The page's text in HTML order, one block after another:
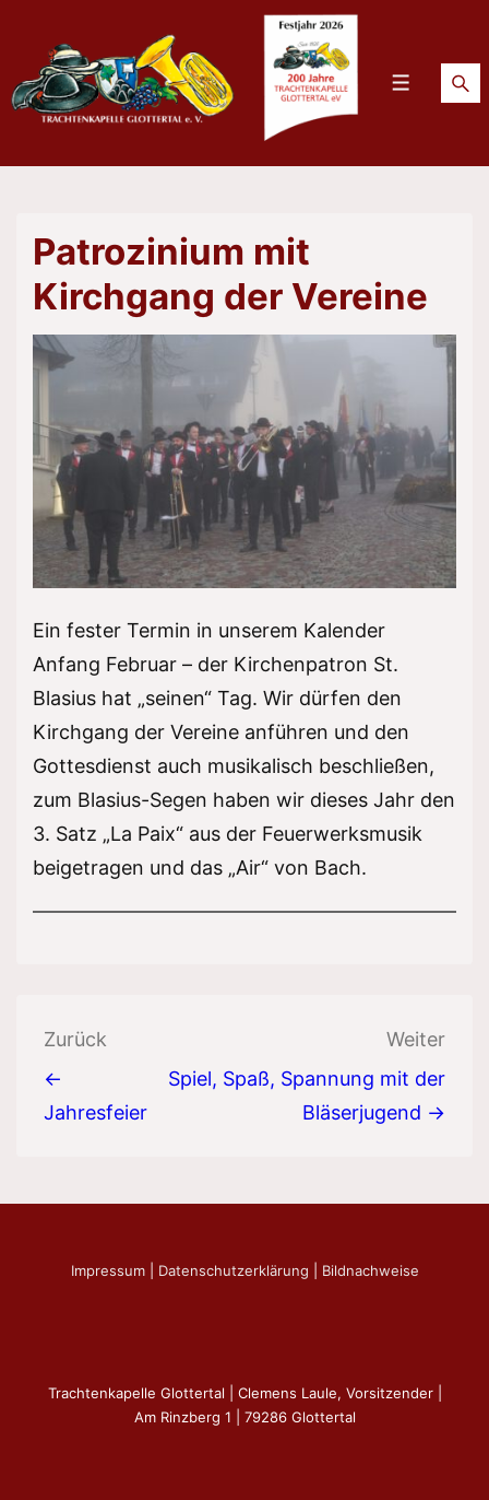
Inhalt
Menü
Patrozinium mit
Kirchgang der Vereine
Ein fester Termin in unserem Kalender
Anfang Februar – der Kirchenpatron St.
Blasius hat „seinen“ Tag. Wir dürfen den
Kirchgang der Vereine anführen und den
Gottesdienst auch musikalisch beschließen,
zum Blasius-Segen haben wir dieses Jahr den
3. Satz „La Paix“ aus der Feuerwerksmusik
beigetragen und das „Air“ von Bach.
Beitragsnavigation
Zurück
←
Jahresfeier
Weiter
Spiel, Spaß, Spannung mit der
Bläserjugend →
Impressum| Datenschutzerklärung Bildnachweise
Trachtenkapelle Glottertal | Clemens Laule, Vorsitzender |
Am Rinzberg 1 | 79286 Glottertal